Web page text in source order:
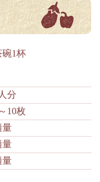
碗1杯
分
10枚
量
量
量